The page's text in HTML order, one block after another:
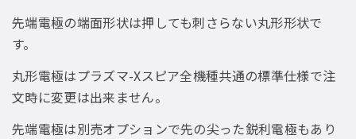
先端電極の端面形状は押しても刺さらない丸形形状で
す。
丸形電極はプラズマ-Xスピア全機種共通の標準仕様で注
文時に変更は出来ません。
先端電極は別売オプションで先の尖った鋭利電極もあり